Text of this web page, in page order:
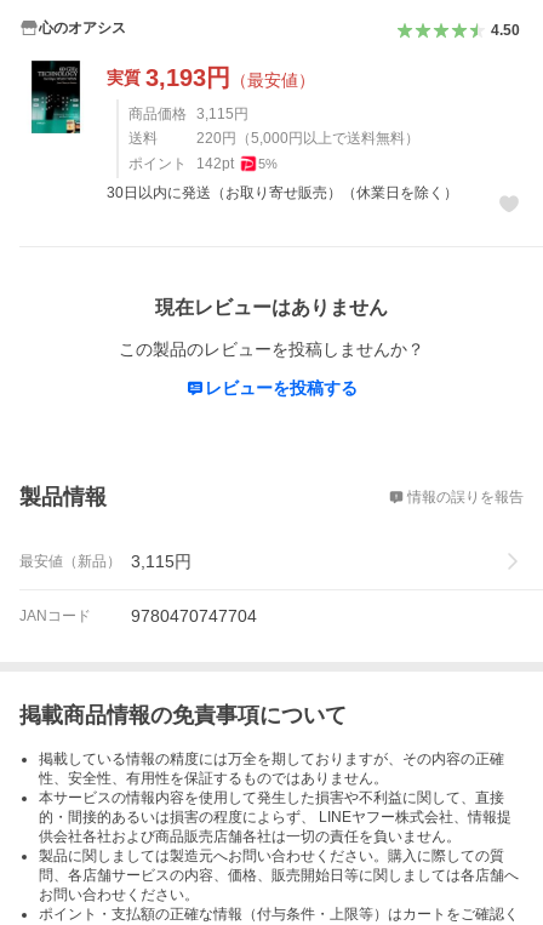
心のオアシス 4.50
実質 3,193円 （最安値）
商品価格 3,115 円
送料
220 円 （5,000 円以上で送料無料）
ポイント
142pt 5%
30日以内に発送（お取り寄せ販売）（休業日を除く）
現在レビューはありません
この製品のレビューを投稿しませんか？
レビューを投稿する
製品情報 情報の誤りを報告
最安値（新品） 3,115円
JANコード 9780470747704
掲載商品情報の免責事項について
掲載している情報の精度には万全を期しておりますが、その内容の正確
性、安全性、有用性を保証するものではありません。
本サービスの情報内容を使用して発生した損害や不利益に関して、直接
的・間接的あるいは損害の程度によらず、 LINEヤフー株式会社、情報提
供会社各社および商品販売店舗各社は一切の責任を負いません。
製品に関しましては製造元へお問い合わせください。購入に際しての質
問、各店舗サービスの内容、価格、販売開始日等に関しましては各店舗へ
お問い合わせください。
ポイント・支払額の正確な情報（付与条件・上限等）はカートをご確認く